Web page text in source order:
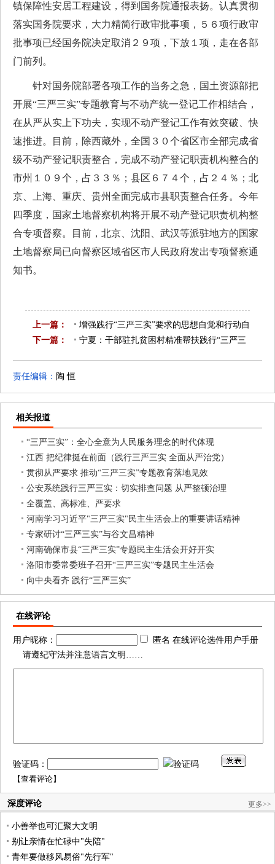
镇保障性安居工程建设，得到国务院通报表扬。认真贯彻
落实国务院要求，大力精简行政审批事项，５６项行政审
批事项已经国务院决定取消２９项，下放１项，走在各部
门前列。
针对国务院部署各项工作的当务之急，国土资源部把
开展“三严三实”专题教育与不动产统一登记工作相结合，
在从严从实上下功夫，实现不动产登记工作有效突破、快
速推进。目前，除西藏外，全国３０个省区市全部完成省
级不动产登记职责整合，完成不动产登记职责机构整合的
市州１０９个，占３３％；县区６７４个，占２４％；北
京、上海、重庆、贵州全面完成市县职责整合任务。今年
四季度，国家土地督察机构将开展不动产登记职责机构整
合专项督察。目前，北京、沈阳、武汉等派驻地方的国家
土地督察局已向督察区域省区市人民政府发出专项督察通
知书。
上一篇：
增强践行“三严三实”要求的思想自觉和行动自
觉
下一篇：
宁夏：干部驻扎贫困村精准帮扶践行“三严三
责任编辑： 陶 恒
相关报道
“三严三实”：全心全意为人民服务理念的时代体现
江西 把纪律挺在前面（践行三严三实 全面从严治党）
贯彻从严要求 推动“三严三实”专题教育落地见效
公安系统践行三严三实：切实排查问题 从严整顿治理
全覆盖、高标准、严要求
河南学习习近平"三严三实"民主生活会上的重要讲话精神
专家研讨“三严三实”与谷文昌精神
河南确保市县“三严三实”专题民主生活会开好开实
洛阳市委常委班子召开“三严三实”专题民主生活会
向中央看齐 践行“三严三实”
在线评论
用户昵称：
匿名 在线评论选件用户手册
请遵纪守法并注意语言文明……
验证码：
【查看评论】
深度评论 更多>>
小善举也可汇聚大文明
别让亲情在忙碌中"失陪"
青年要做移风易俗"先行军"